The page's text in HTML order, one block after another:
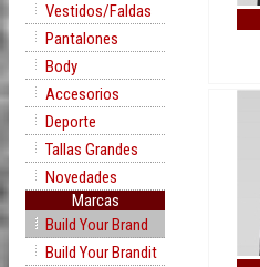
Vestidos/Faldas
Pantalones
Body
Accesorios
Deporte
Tallas Grandes
Novedades
Marcas
Build Your Brand
Build Your Brandit